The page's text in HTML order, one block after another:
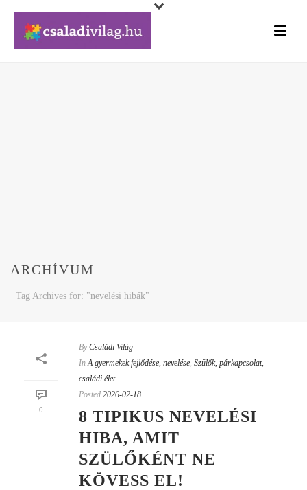
ARCHÍVUM
Tag Archives for: "nevelési hibák"
0
By Családi Világ
In A gyermekek fejlődése, nevelése, Szülők, párkapcsolat,
családi élet
Posted 2026-02-18
8 TIPIKUS NEVELÉSI
HIBA, AMIT
SZÜLŐKÉNT NE
KÖVESS EL!